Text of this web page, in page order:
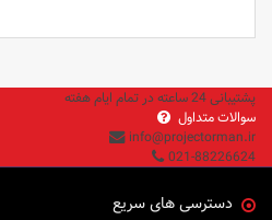
پشتیبانی 24 ساعته در تمام ایام هفته
سوالات متداول
info@projectorman.ir
021-88226624
دسترسی های سریع